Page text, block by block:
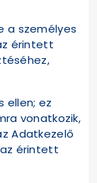
a személyes
érintett
ez
vonatkozik,
Adatkezelő
érintett